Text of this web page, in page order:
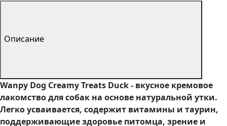
Описание
Wanpy Dog Creamy Treats Duck - вкусное кремовое
лакомство для собак на основе натуральной утки.
Легко усваивается, содержит витамины и таурин,
поддерживающие здоровье питомца, зрение и